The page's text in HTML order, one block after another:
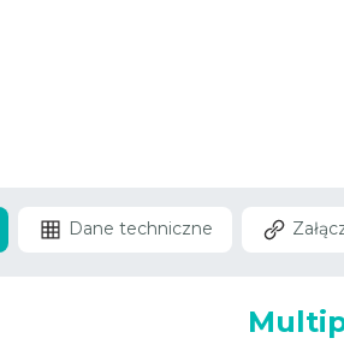
Dane techniczne